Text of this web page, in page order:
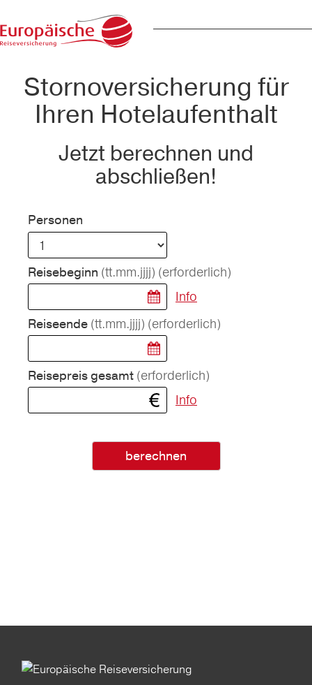
Stornoversicherung für
Ihren Hotelaufenthalt
Jetzt berechnen und
abschließen!
Personen
Reisebeginn (tt.mm.jjjj) (erforderlich)
Info
Reiseende (tt.mm.jjjj) (erforderlich)
Reisepreis gesamt (erforderlich)
Info
berechnen